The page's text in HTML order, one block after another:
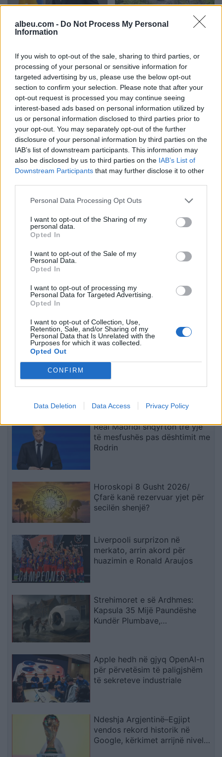
albeu.com - Do Not Process My Personal
Information
If you wish to opt-out of the sale, sharing to third parties, or
processing of your personal or sensitive information for
targeted advertising by us, please use the below opt-out
section to confirm your selection. Please note that after your
opt-out request is processed you may continue seeing
interest-based ads based on personal information utilized by
us or personal information disclosed to third parties prior to
your opt-out. You may separately opt-out of the further
disclosure of your personal information by third parties on the
IAB’s list of downstream participants. This information may
also be disclosed by us to third parties on the IAB’s List of
Downstream Participants that may further disclose it to other
Personal Data Processing Opt Outs
I want to opt-out of the Sharing of my
personal data.
Opted In
I want to opt-out of the Sale of my
Personal Data.
Opted In
I want to opt-out of processing my
Personal Data for Targeted Advertising.
Opted In
I want to opt-out of Collection, Use,
Retention, Sale, and/or Sharing of my
Personal Data that Is Unrelated with the
Purposes for which it was collected.
Opted Out
CONFIRM
Data Deletion Data Access Privacy Policy
kërkesat e LDK-së: Asnjë
Gramsh, tre zjarre nën
kontroll pas ndërhyrjes në
Koncerti i Kanye West
shkakton përplasje me
kalendarin e Champions
League në Kazakistan
Dita e tetë e protestës në
Divjakë, banorët
refuzojnë bashkimin me
Lushnjen
banesë në Shkodër,
zjarrfikësit vënë situatën
qytetarët marshojnë
automjeteve shtrihet për
5 km në territorin grek
çojmë çështjen në
të fundit
Real Madridi shqyrton tre yje
të mesfushës pas dështimit me
Rodrin
Horoskopi 8 Gusht 2026/
Çfarë kanë rezervuar yjet për
secilën shenjë?
Liverpooli surprizon në
merkato, arrin akord për
huazimin e Ronald Araujos
Strehimoret e së Ardhmes:
Kapsula 35 Mijë Paundëshe
Kundër Plumbave,
Apple hedh në gjyq OpenAI-n
për përvetësim të paligjshëm
të sekreteve industriale
Ndeshja Argjentinë–Egjipt
vendos rekord historik në
Google, kërkimet arrijnë nivele